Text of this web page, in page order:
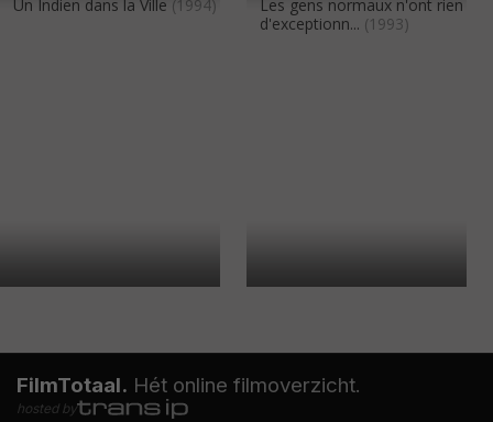
Un Indien dans la Ville (1994)
Les gens normaux n'ont rien
d'exceptionn... (1993)
FilmTotaal. Hét online filmoverzicht.
hosted by